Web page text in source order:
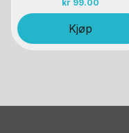
kr 99.00
Kjøp